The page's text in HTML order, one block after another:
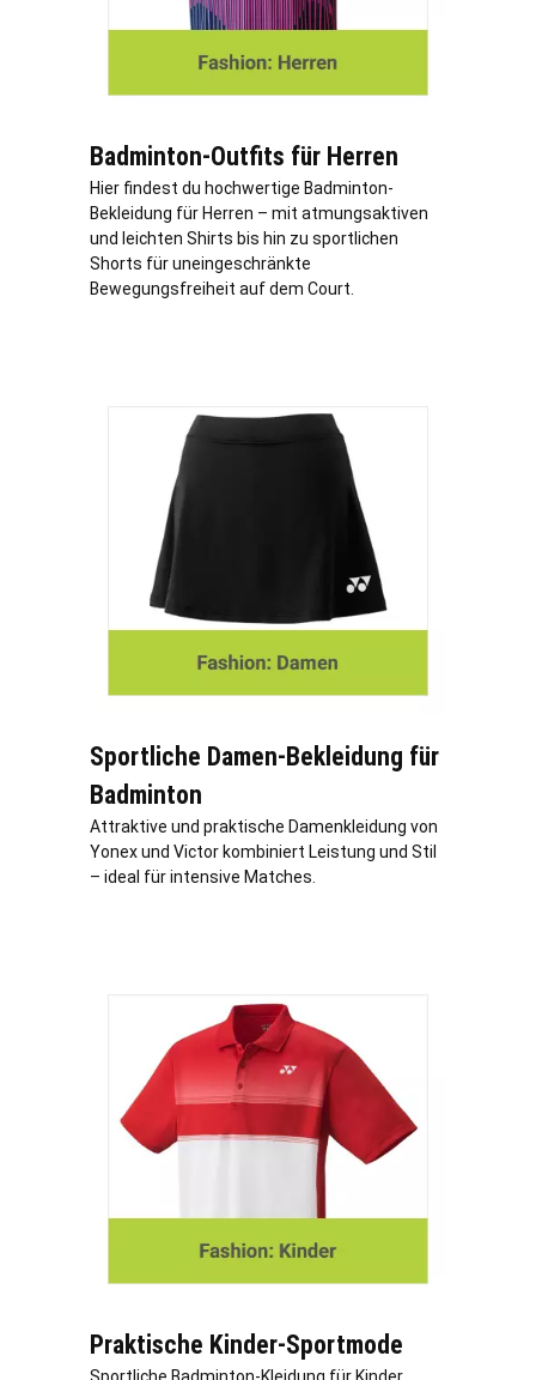
Badminton-Outfits für Herren
Hier findest du hochwertige Badminton-
Bekleidung für Herren – mit atmungsaktiven
und leichten Shirts bis hin zu sportlichen
Shorts für uneingeschränkte
Bewegungsfreiheit auf dem Court.
Sportliche Damen-Bekleidung für
Badminton
Attraktive und praktische Damenkleidung von
Yonex und Victor kombiniert Leistung und Stil
– ideal für intensive Matches.
Praktische Kinder-Sportmode